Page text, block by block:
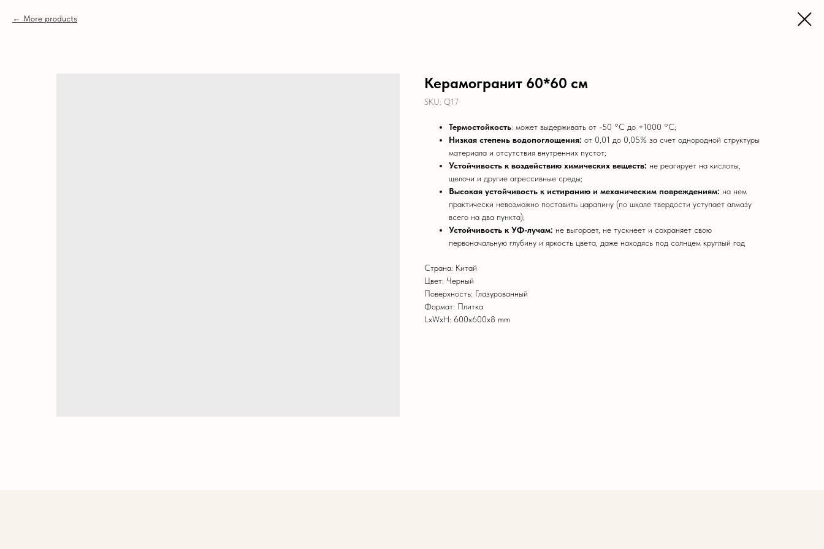
More products
Керамогранит 60*60 см
SKU: Q17
Термостойкость: может выдерживать от -50 °C до +1000 °C;
Низкая степень водопоглощения: от 0,01 до 0,05% за счет однородной структуры
материала и отсутствия внутренних пустот;
Устойчивость к воздействию химических веществ: не реагирует на кислоты,
щелочи и другие агрессивные среды;
Высокая устойчивость к истиранию и механическим повреждениям: на нем
практически невозможно поставить царапину (по шкале твердости уступает алмазу
всего на два пункта);
Устойчивость к УФ-лучам: не выгорает, не тускнеет и сохраняет свою
первоначальную глубину и яркость цвета, даже находясь под солнцем круглый год
Страна: Китай
Цвет: Черный
Поверхность: Глазурованный
Формат: Плитка
LxWxH: 600x600x8 mm